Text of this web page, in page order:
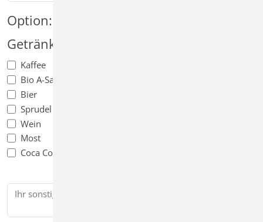
Option: Bewirtung
Getränke
Kaffee
Bio A-Saft-Schorle
Bier
Sprudel
Wein
Most
Coca Cola